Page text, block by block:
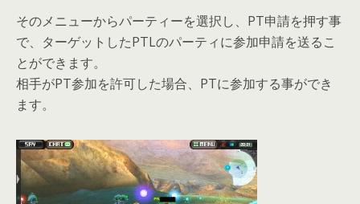
そのメニューからパーティーを選択し、PT申請を押す事
で、ターゲットしたPTLのパーティに参加申請を送るこ
とができます。
相手がPT参加を許可した場合、PTに参加する事ができ
ます。